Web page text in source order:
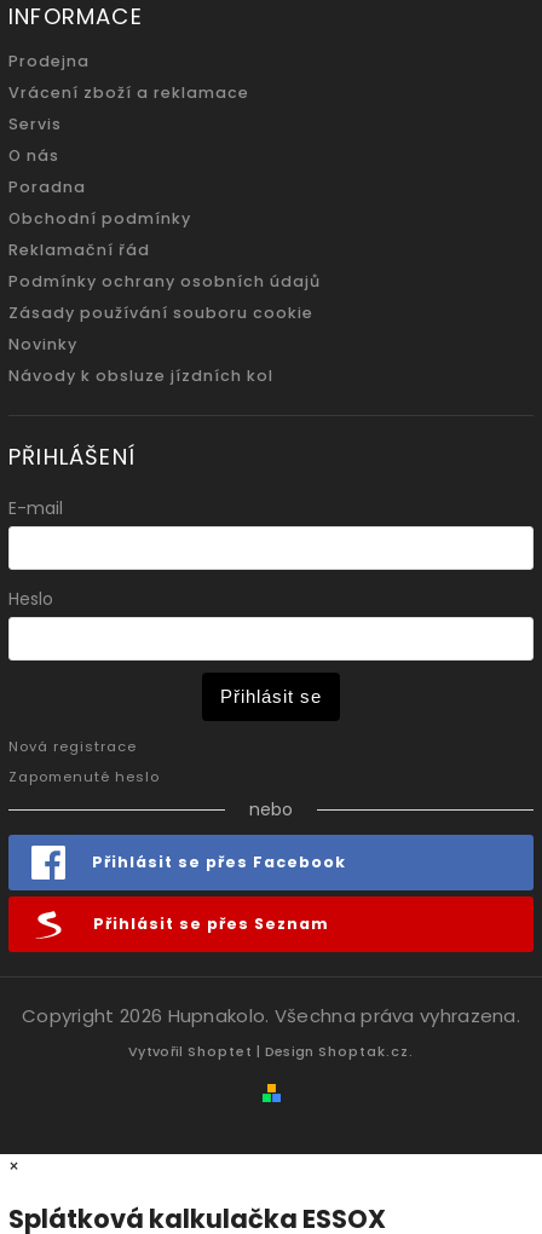
INFORMACE
Prodejna
Vrácení zboží a reklamace
Servis
O nás
Poradna
Obchodní podmínky
Reklamační řád
Podmínky ochrany osobních údajů
Zásady používání souboru cookie
Novinky
Návody k obsluze jízdních kol
PŘIHLÁŠENÍ
E-mail
Heslo
Přihlásit se
Nová registrace
Zapomenuté heslo
nebo
Přihlásit se přes Facebook
Přihlásit se přes Seznam
Copyright 2026 Hupnakolo. Všechna práva vyhrazena.
Vytvořil Shoptet | Design Shoptak.cz.
×
Splátková kalkulačka ESSOX